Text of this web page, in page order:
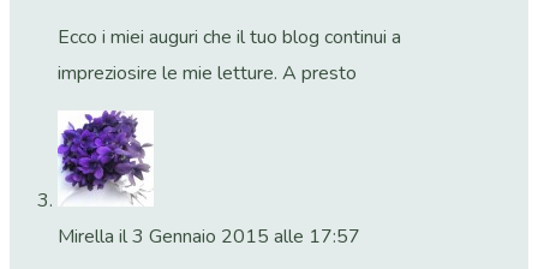
Ecco i miei auguri che il tuo blog continui a
impreziosire le mie letture. A presto
Mirella il 3 Gennaio 2015 alle 17:57